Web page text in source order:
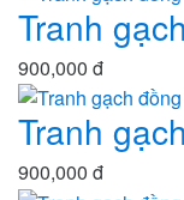
Tranh
900,000 đ
Tranh
900,000 đ